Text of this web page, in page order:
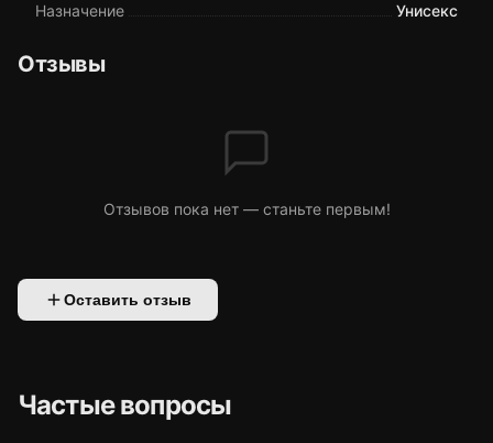
Назначение Унисекс
Отзывы
Отзывов пока нет — станьте первым!
Оставить отзыв
Частые вопросы